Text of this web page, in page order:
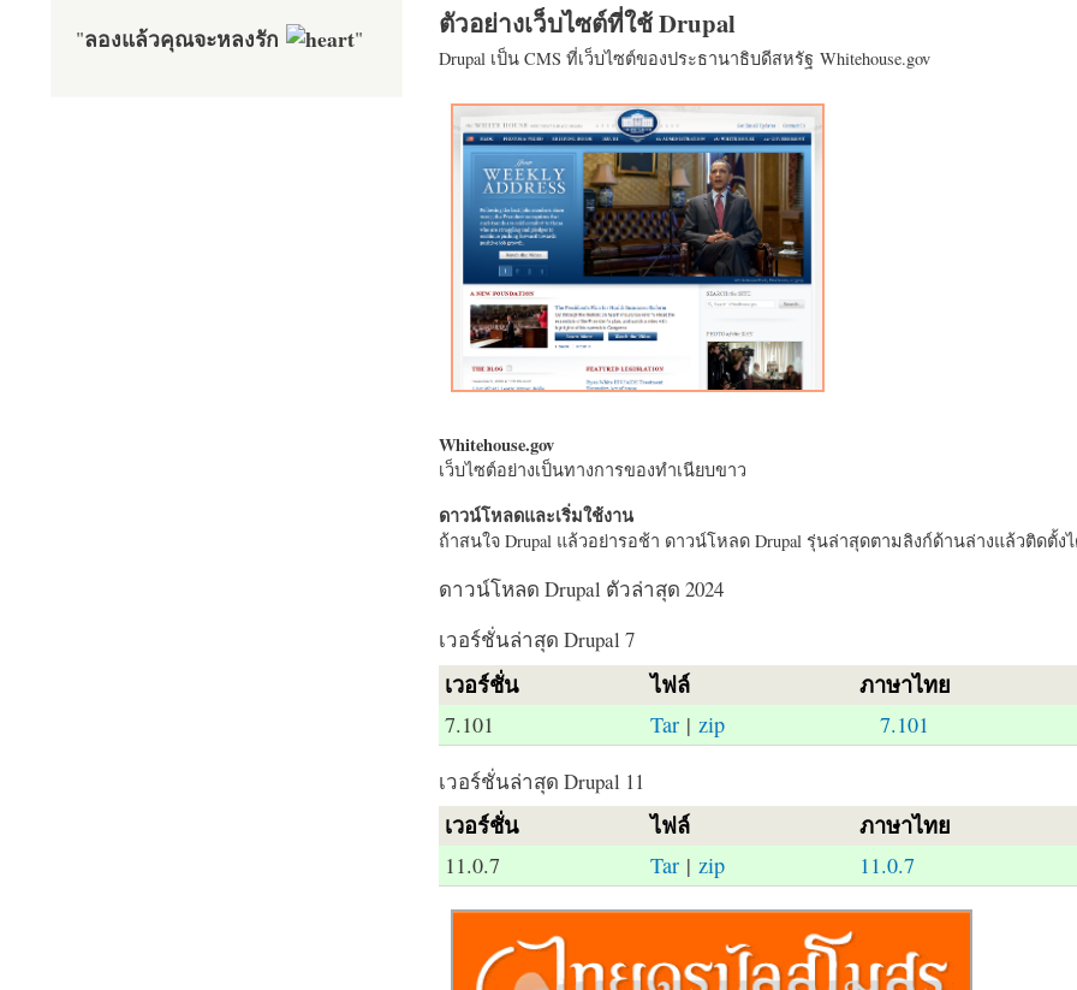
ตัวอย่างเว็บไซต์ที่ใช้ Drupal
Drupal เป็น CMS ที่เว็บไซต์ของประธานาธิบดีสหรัฐ Whitehouse.gov
Whitehouse.gov
เว็บไซต์อย่างเป็นทางการของทำเนียบขาว
ดาวน์โหลดและเริ่มใช้งาน
ถ้าสนใจ Drupal แล้วอย่ารอช้า ดาวน์โหลด Drupal รุ่นล่าสุดตามลิงก์ด้านล่างแล้วติดตั้ง
ดาวน์โหลด Drupal ตัวล่าสุด 2024
เวอร์ชั่นล่าสุด Drupal 7
เวอร์ชั่น ไฟล์ ภาษาไทย
7.101 Tar| zip 7.101
เวอร์ชั่นล่าสุด Drupal 11
เวอร์ชั่น ไฟล์ ภาษาไทย
11.0.7 Tar| zip 11.0.7
"ลองแล้วคุณจะหลงรัก "